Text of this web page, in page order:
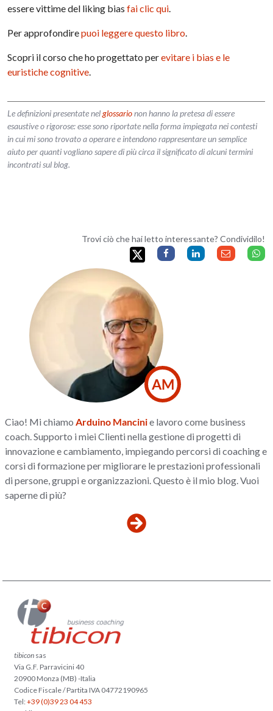
essere vittime del liking biasfai clic qui.
Per approfondirepuoi leggere questo libro.
Scopri il corso che ho progettato perevitare i bias e le
euristiche cognitive.
Le definizioni presentate nelglossarionon hanno la pretesa di essere
esaustive o rigorose: esse sono riportate nella forma impiegata nei contesti
in cui mi sono trovato a operare e intendono rappresentare un semplice
aiuto per quanti vogliano sapere di più circa il significato di alcuni termini
incontrati sul blog.
Trovi ciò che hai letto interessante? Condividilo!
AM
Ciao! Mi chiamo Arduino Mancinie lavoro come business
coach. Supporto i miei Clienti nella gestione di progetti di
innovazione e cambiamento, impiegando percorsi di coaching e
corsi di formazione per migliorare le prestazioni professionali
di persone, gruppi e organizzazioni. Questo è il mio blog. Vuoi
saperne di più?
tibicon sas
Via G.F. Parravicini 40
20900 Monza (MB) -Italia
Codice Fiscale / Partita IVA 04772190965
Tel:+39 (0)39 23 04 453